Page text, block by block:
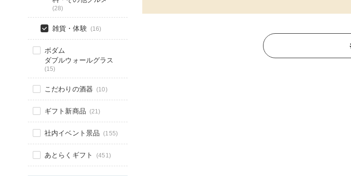
(28)
雑貨・体験 (16)
ボダム
ダブルウォールグラス
(15)
こだわりの酒器 (10)
ギフト新商品 (21)
社内イベント景品 (155)
あとらくギフト (451)